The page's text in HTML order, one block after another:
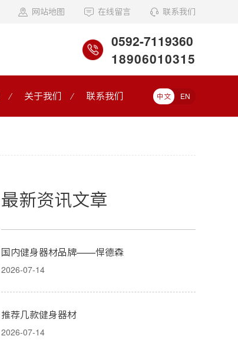
网站地图 在线留言 联系我们
0592-7119360
18906010315
关于我们 联系我们 中文 EN
最新资讯文章
国内健身器材品牌——悍德森
2026-07-14
推荐几款健身器材
2026-07-14